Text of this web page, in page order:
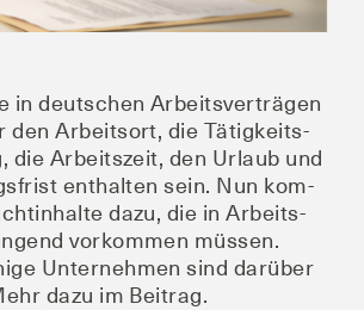
in deut­schen Arbeits­ver­trä­gen
den Arbeits­ort, die Tätig­keits­
die Arbeits­zeit, den Urlaub und
ent­hal­ten sein. Nun kom­
dazu, die in Arbeits­
vor­kom­men müs­sen.
Unter­neh­men sind dar­über
dazu im Beitrag.